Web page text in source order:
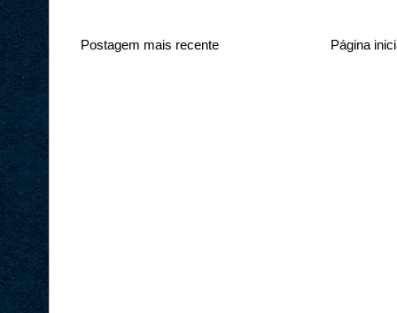
Postagem mais recente Página